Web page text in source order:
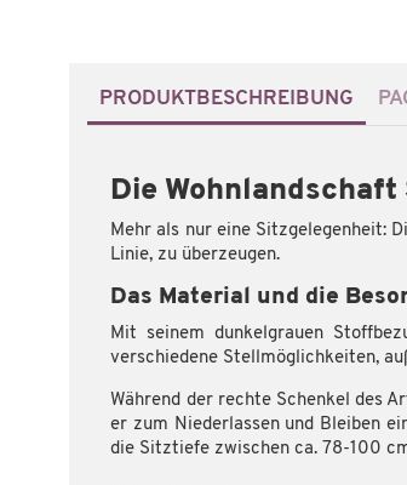
PRODUKTBESCHREIBUNG
Die
Mehr als nur eine Sitzgelegenheit:
Linie, zu überzeugen.
Das Material und die
Mit seinem dunkelgrauen
verschiedene Stellmöglichkeiten,
Während der rechte Schenkel des
er zum Niederlassen und Bleiben
die Sitztiefe zwischen ca. 78-100